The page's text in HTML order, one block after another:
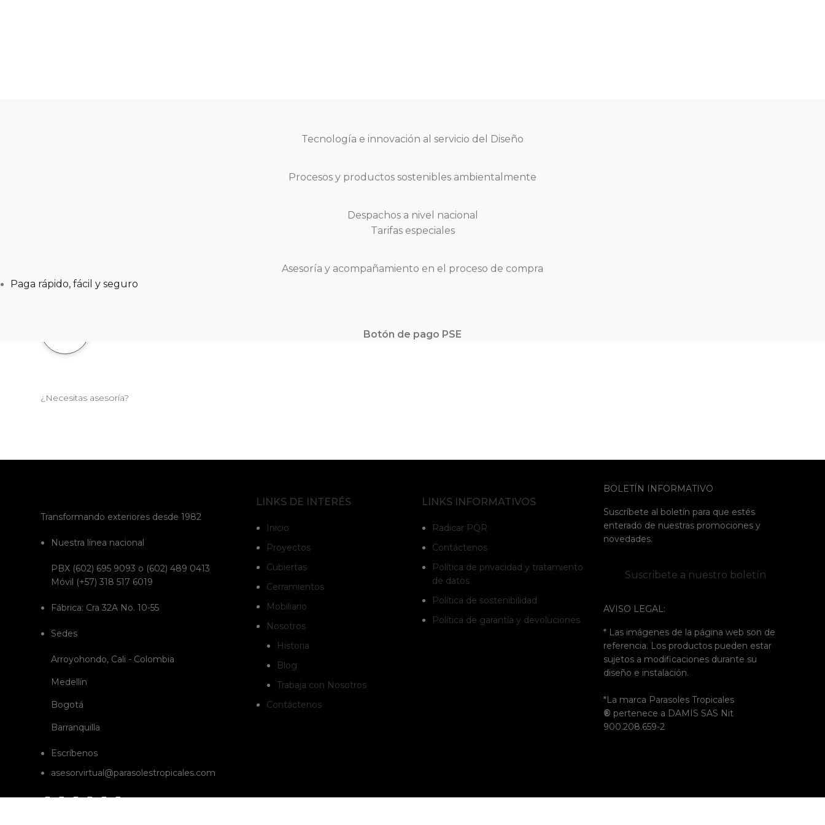
Tecnología e innovación al servicio del Diseño
Procesos y productos sostenibles ambientalmente
Despachos a nivel nacional
Tarifas especiales
Asesoría y acompañamiento en el proceso de compra
Paga rápido, fácil y seguro
Botón de pago PSE
¿Necesitas asesoría?
Transformando exteriores desde 1982
Nuestra línea nacional
PBX (602) 695 9093 o (602) 489 0413
Móvil (+57) 318 517 6019
Fábrica: Cra 32A No. 10-55
Sedes
Arroyohondo, Cali - Colombia
Medellín
Bogotá
Barranquilla
Escríbenos
asesorvirtual@parasolestropicales.com
LINKS DE INTERÉS
Inicio
Proyectos
Cubiertas
Cerramientos
Mobiliario
Nosotros
Historia
Blog
Trabaja con Nosotros
Contáctenos
LINKS INFORMATIVOS
Radicar PQR
Contáctenos
Política de privacidad y tratamiento
de datos
Política de sostenibilidad
Política de garantía y devoluciones
BOLETÍN INFORMATIVO
Suscríbete al boletín para que estés
enterado de nuestras promociones y
novedades.
Suscribete a nuestro boletín
AVISO LEGAL:
* Las imágenes de la página web son de
referencia. Los productos pueden estar
sujetos a modificaciones durante su
diseño e instalación.
*La marca Parasoles Tropicales
® pertenece a DAMIS SAS Nit
900.208.659-2